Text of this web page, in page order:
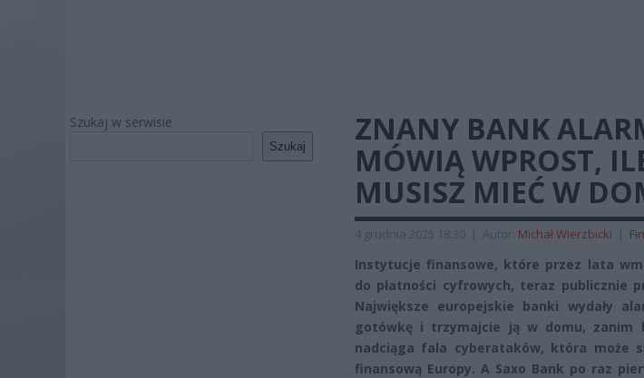
Szukaj w serwisie
Szukaj
ZNANY BANK
MÓWIĄ WPROST,
MUSISZ MIEĆ W
4 grudnia 2025 18:30 | Autor: Michał Wierzbicki |
Instytucje finansowe, które przez lata
do płatności cyfrowych, teraz publicznie
Największe europejskie banki wydały
gotówkę i trzymajcie ją w domu, zanim
nadciąga fala cyberataków, która może
finansową Europy. A Saxo Bank po raz